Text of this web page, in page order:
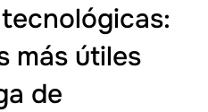
más útiles
de